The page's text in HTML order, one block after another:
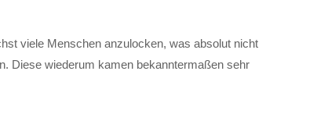
viele Menschen anzulocken, was absolut nicht
Diese wiederum kamen bekanntermaßen sehr